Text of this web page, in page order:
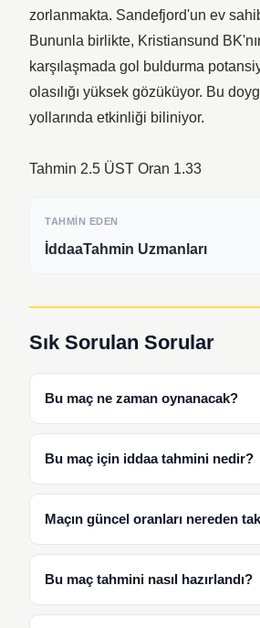
zorlanmakta. Sandefjord'un ev
Bununla birlikte, Kristiansund
karşılaşmada gol buldurma
olasılığı yüksek gözüküyor. Bu
yollarında etkinliği biliniyor.
Tahmin 2.5 ÜST Oran 1.33
TAHMIN EDEN
İddaaTahmin Uzmanları
Sık Sorulan Sorular
Bu maç ne zaman oynanacak?
Bu maç için iddaa tahmini nedir?
Maçın güncel oranları nereden
Bu maç tahmini nasıl hazırlandı?